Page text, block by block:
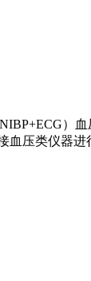
）
压类仪器